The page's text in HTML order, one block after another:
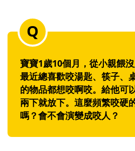
寶寶1歲10個月，從小親餵
最近總喜歡咬湯匙、筷子、
的物品都想咬啊咬。給他可
兩下就放下。這麼頻繁咬硬
嗎？會不會演變成咬人？